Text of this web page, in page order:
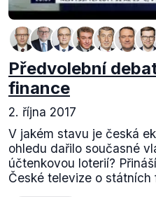
Předvolební
finance
2. října 2017
V jakém stavu je česká
ohledu dařilo současné
účtenkovou loterií?
České televize o státních